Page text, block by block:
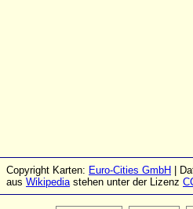
Copyright Karten: Euro-Cities GmbH |
aus Wikipediastehen unter der Lizenz